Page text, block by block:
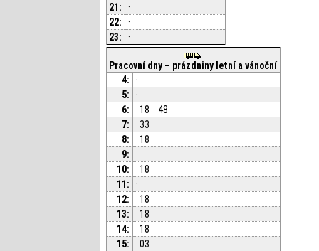
21:
·
22:
·
23:
·
Pracovní dny – prázdniny letní a vánoční
4:
·
5:
·
6:
18
48
7:
33
8:
18
9:
·
10:
18
11:
·
12:
18
13:
18
14:
18
15:
03